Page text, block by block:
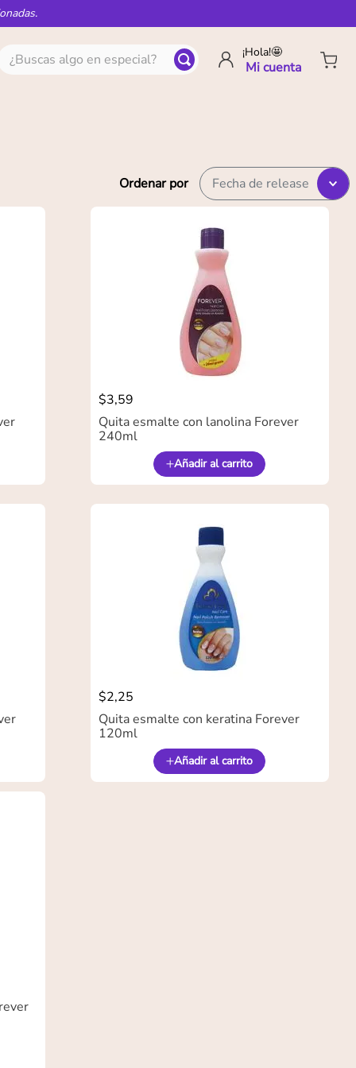
algo en especial? ¡Hola!🤩
Ordenar por Fecha de release
$3,59
Quita esmalte con lanolina Forever
240ml
Añadir al carrito
$2,25
Quita esmalte con keratina Forever
120ml
Añadir al carrito